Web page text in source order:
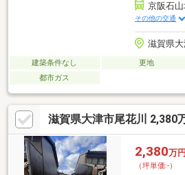
京阪石
その他の交通
滋賀県大
建築条件なし 更地
都市ガス
滋賀県大津市尾花川 2,380
2,380万円
（坪単価:-）